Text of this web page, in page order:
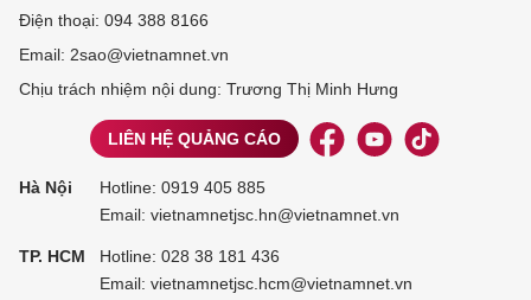
Điện thoại: 094 388 8166
Email: 2sao@vietnamnet.vn
Chịu trách nhiệm nội dung: Trương Thị Minh Hưng
LIÊN HỆ QUẢNG CÁO
Hà Nội Hotline: 0919 405 885
Email: vietnamnetjsc.hn@vietnamnet.vn
TP. HCM Hotline: 028 38 181 436
Email: vietnamnetjsc.hcm@vietnamnet.vn